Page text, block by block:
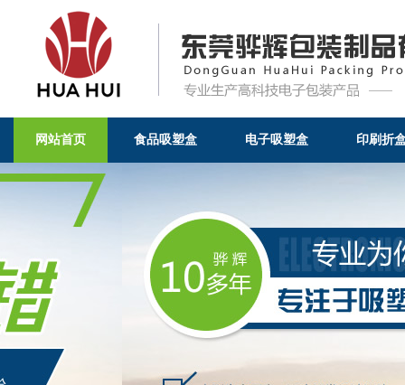
PVC吸塑包装，为产品更加具有
装制品有限公司
网站首页 食品吸塑盒 电子吸塑盒 印刷折